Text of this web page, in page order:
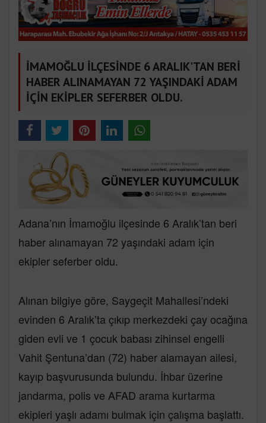
İMAMOĞLU İLÇESİNDE 6 ARALIK'TAN BERİ
HABER ALINAMAYAN 72 YAŞINDAKİ ADAM
İÇİN EKİPLER SEFERBER OLDU.
Adana’nın İmamoğlu ilçesinde 6 Aralık’tan beri
haber alınamayan 72 yaşındaki adam için
ekipler seferber oldu.
Alınan bilgiye göre, Saygeçit Mahallesi’ndeki
evinden 6 Aralık’ta çıkıp merkezdeki çay ocağına
giden evli ve 1 çocuk babası zihinsel engelli
Vahit Şentuna’dan (72) haber alamayan ailesi,
kayıp başvurusunda bulundu. İhbar üzerine
jandarma, polis ve AFAD arama kurtarma
ekipleri yaşlı adamı bulmak için çalışma başlattı.